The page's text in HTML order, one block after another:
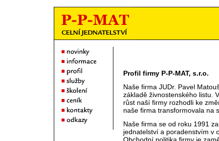
Profil firmy P-P-MAT, s.r.o.
Naše firma JUDr. Pavel
základě živnostenského listu.
růst naší firmy rozhodli ke
naše firma transformovala na
Naše firma se od roku 1991
jednatelství a poradenstvím v